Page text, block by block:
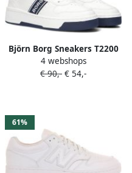
Björn Borg Sneakers T2200
CTR K 2244 609523 1973 Wit
4 webshops
€ 90,- € 54,-
61%